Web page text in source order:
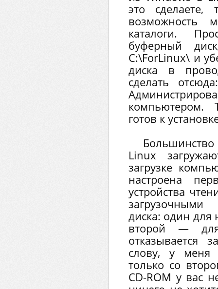
это
возможность
каталоги.
буферный
C:\ForLinux\ и
диска в
сделать
компьютером.
готов к
Linux
загрузке
настроена
устройства
диска: один для
второй —
отказывается
слову, у меня
только со
CD-ROM у вас